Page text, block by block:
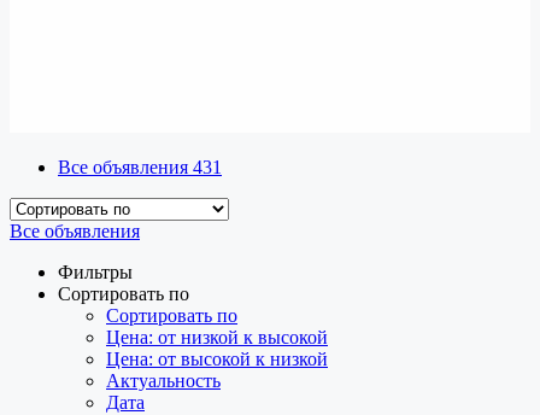
Все объявления 431
Все объявления
Фильтры
Сортировать по
Сортировать по
Цена: от низкой к высокой
Цена: от высокой к низкой
Актуальность
Дата